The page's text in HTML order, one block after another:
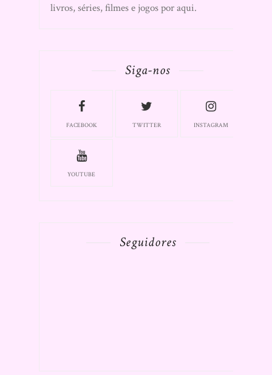
livros, séries, filmes e jogos por aqui.
Siga-nos
FACEBOOK TWITTER INSTAGRAM
YOUTUBE
Seguidores